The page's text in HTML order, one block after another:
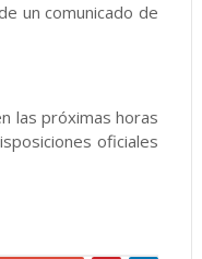
un comunicado de
las próximas horas
oficiales